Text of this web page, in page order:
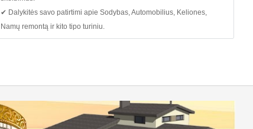
✔ Dalykitės savo patirtimi apie Sodybas, Automobilius, Keliones,
Namų remontą ir kito tipo turiniu.